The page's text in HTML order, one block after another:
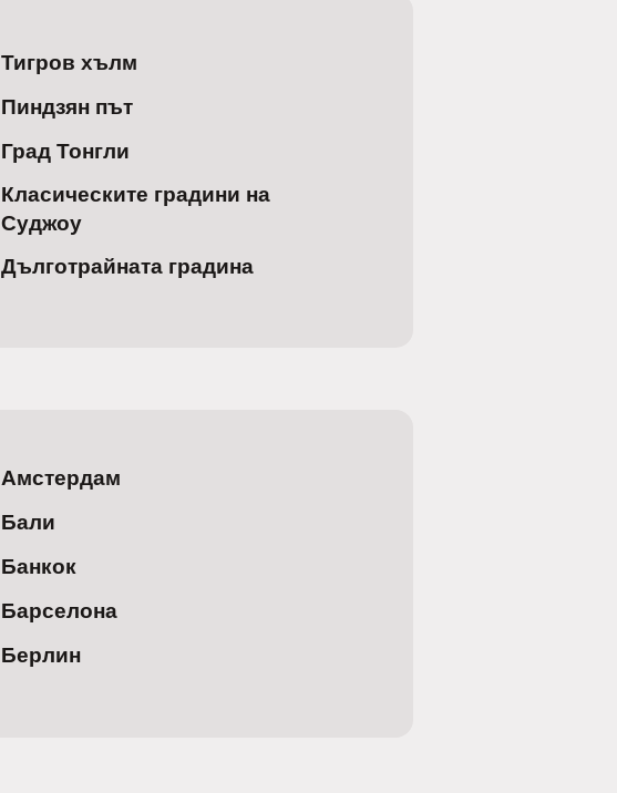
Тигров хълм
Пиндзян път
Град Тонгли
Класическите градини на
Суджоу
Дълготрайната градина
Амстердам
Бали
Банкок
Барселона
Берлин